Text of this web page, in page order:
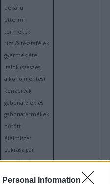
Personal Information
pékáru
éttermi
termékek
rizs & tésztafélék
gyermek étel
italok (szeszes,
alkoholmentes)
konzervek
gabonafélék és
gabonatermékek
hűtött
élelmiszer
cukrászipari
termékek